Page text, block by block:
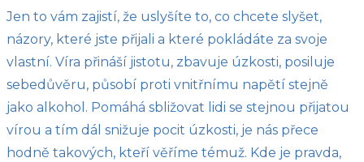
Jen to vám zajistí, že uslyšíte to, co chcete slyšet,
názory, které jste přijali a které pokládáte za svoje
vlastní. Víra přináší jistotu, zbavuje úzkosti, posiluje
sebedůvěru, působí proti vnitřnímu napětí stejně
jako alkohol. Pomáhá sbližovat lidi se stejnou přijatou
vírou a tím dál snižuje pocit úzkosti, je nás přece
hodně takových, kteří věříme témuž. Kde je pravda,